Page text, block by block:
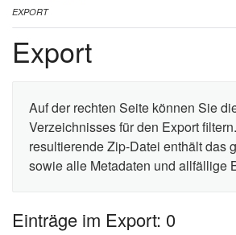
KONTAKT
EXPORT
Export
Auf der rechten Seite können Sie
Verzeichnisses für den Export
resultierende Zip-Datei enthält das
sowie alle Metadaten und allfällige
Einträge im Export: 0